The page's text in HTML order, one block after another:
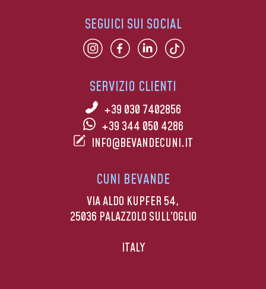
SERVIZIO CLIENTI
+39 030 7402856
+39 344 050 4286
INFO@BEVANDECUNI.IT
CUNI BEVANDE
VIA ALDO KUPFER 54,
25036 PALAZZOLO SULL’OGLIO
ITALY
SEGUICI SUI SOCIAL